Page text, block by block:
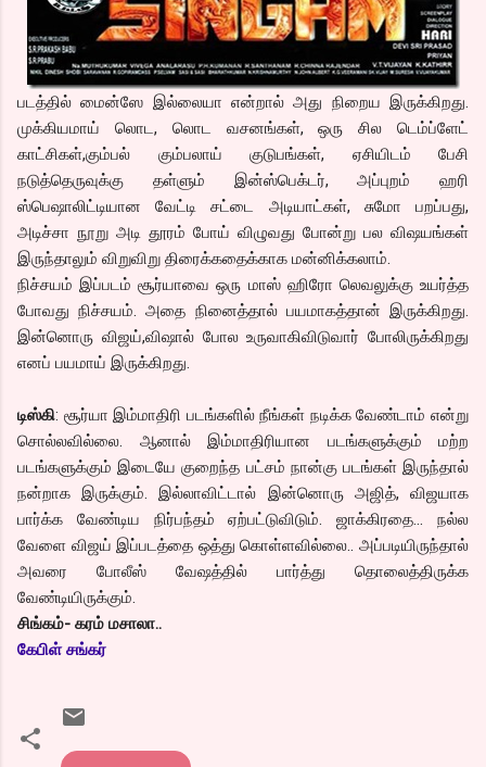
படத்தில் மைன்ஸே இல்லையா என்றால் அது நிறைய இருக்கிறது.
முக்கியமாய் லொட, லொட வசனங்கள், ஒரு சில டெம்ப்ளேட்
காட்சிகள்,கும்பல் கும்பலாய் குடுபங்கள், ஏசியிடம் பேசி
நடுத்தெருவுக்கு தள்ளும் இன்ஸ்பெக்டர், அப்புறம் ஹரி
ஸ்பெஷாலிட்டியான வேட்டி சட்டை அடியாட்கள், சுமோ பறப்பது,
அடிச்சா நூறு அடி தூரம் போய் விழுவது போன்று பல விஷயங்கள்
இருந்தாலும் விறுவிறு திரைக்கதைக்காக மன்னிக்கலாம்.
நிச்சயம் இப்படம் சூர்யாவை ஒரு மாஸ் ஹிரோ லெவலுக்கு உயர்த்த
போவது நிச்சயம். அதை நினைத்தால் பயமாகத்தான் இருக்கிறது.
இன்னொரு விஜய்,விஷால் போல உருவாகிவிடுவார் போலிருக்கிறது
எனப் பயமாய் இருக்கிறது.
டிஸ்கி: சூர்யா இம்மாதிரி படங்களில் நீங்கள் நடிக்க வேண்டாம் என்று
சொல்லவில்லை. ஆனால் இம்மாதிரியான படங்களுக்கும் மற்ற
படங்களுக்கும் இடையே குறைந்த பட்சம் நான்கு படங்கள் இருந்தால்
நன்றாக இருக்கும். இல்லாவிட்டால் இன்னொரு அஜித், விஜயாக
பார்க்க வேண்டிய நிர்பந்தம் ஏற்பட்டுவிடும். ஜாக்கிரதை... நல்ல
வேளை விஜய் இப்படத்தை ஒத்து கொள்ளவில்லை.. அப்படியிருந்தால்
அவரை போலீஸ் வேஷத்தில் பார்த்து தொலைத்திருக்க
வேண்டியிருக்கும்.
சிங்கம்- கரம் மசாலா..
கேபிள் சங்கர்